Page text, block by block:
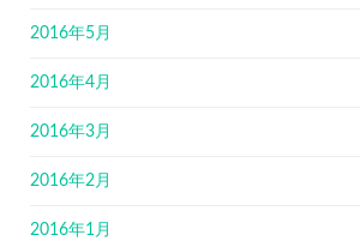
2016年5月
2016年4月
2016年3月
2016年2月
2016年1月